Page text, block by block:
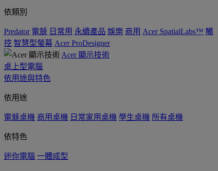
依類別
Predator 電競 日常用 永續產品 娛樂 商用 Acer SpatialLabs™ 觸
控 智慧型螢幕 Acer ProDesigner
Acer 顯示技術
桌上型電腦
依用途與特色
依用途
電競桌機 商用桌機 日常家用桌機 學生桌機 所有桌機
依特色
迷你電腦 一體成型